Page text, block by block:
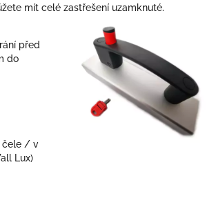
mít celé zastřešení uzamknuté.
před
do
čele / v
Lux)